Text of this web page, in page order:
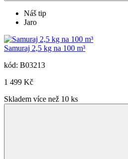
Náš tip
Jaro
Samuraj 2,5 kg na 100 m³
kód: B03213
1 499 Kč
Skladem více než 10 ks